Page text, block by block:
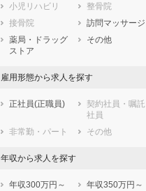
鳥取県
島根県
広島県
山口県
徳島県
香川県
愛媛県
熊本県
大分県
小児リハビリ
整骨院
接骨院
訪問マッサージ
薬局・ドラッグ
ストア
その他
雇用形態から求人を探す
正社員(正職員)
契約社員・嘱託
社員
非常勤・パート
その他
年収から求人を探す
年収300万円～
年収350万円～